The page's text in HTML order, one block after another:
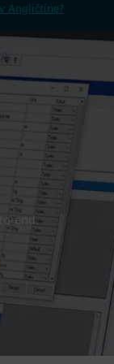
Angličtine?
end.